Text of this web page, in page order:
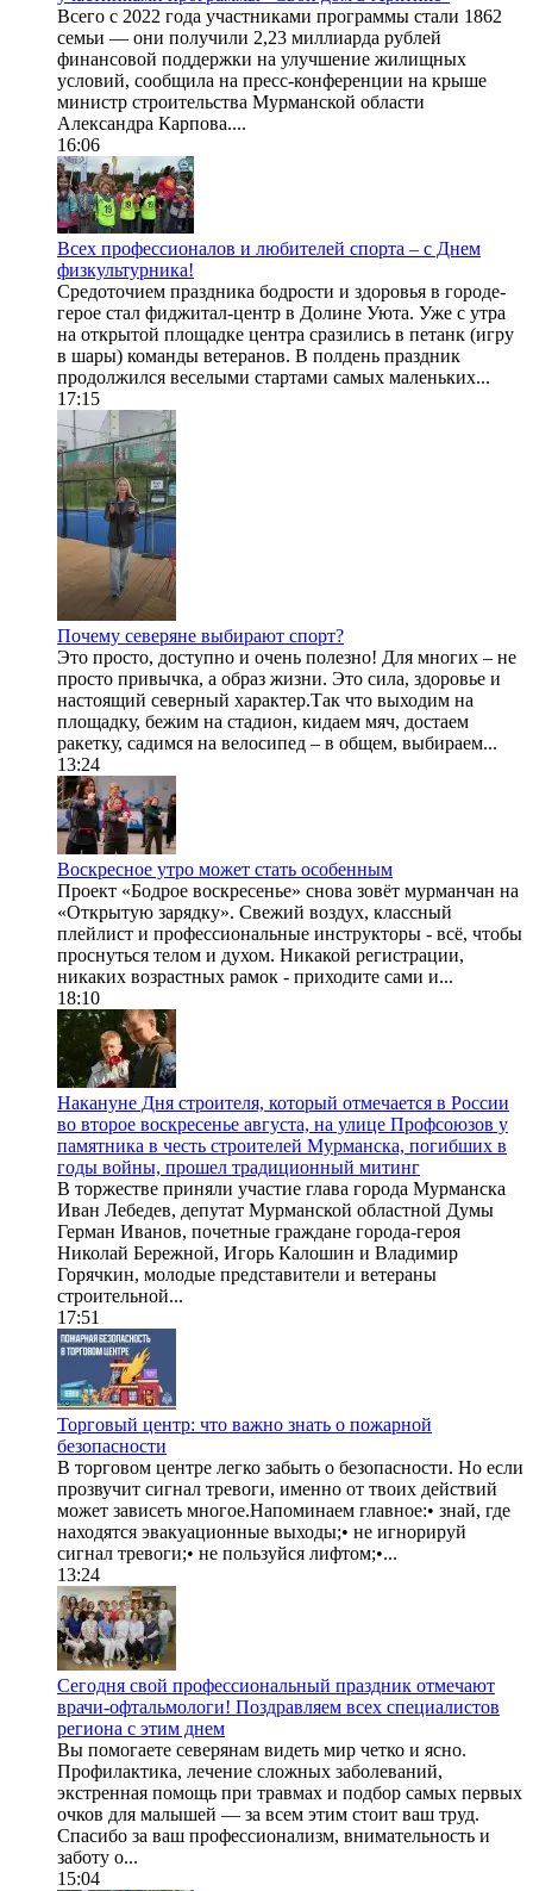
Всего с 2022 года участниками программы стали 1862
семьи — они получили 2,23 миллиарда рублей
финансовой поддержки на улучшение жилищных
условий, сообщила на пресс-конференции на крыше
министр строительства Мурманской области
Александра Карпова....
16:06
Всех профессионалов и любителей спорта – с Днем
физкультурника!
Средоточием праздника бодрости и здоровья в городе-
герое стал фиджитал-центр в Долине Уюта. Уже с утра
на открытой площадке центра сразились в петанк (игру
в шары) команды ветеранов. В полдень праздник
продолжился веселыми стартами самых маленьких...
17:15
Почему северяне выбирают спорт?
Это просто, доступно и очень полезно! Для многих – не
просто привычка, а образ жизни. Это сила, здоровье и
настоящий северный характер.Так что выходим на
площадку, бежим на стадион, кидаем мяч, достаем
ракетку, садимся на велосипед – в общем, выбираем...
13:24
Воскресное утро может стать особенным
Проект «Бодрое воскресенье» снова зовёт мурманчан на
«Открытую зарядку». Свежий воздух, классный
плейлист и профессиональные инструкторы - всё, чтобы
проснуться телом и духом. Никакой регистрации,
никаких возрастных рамок - приходите сами и...
18:10
Накануне Дня строителя, который отмечается в России
во второе воскресенье августа, на улице Профсоюзов у
памятника в честь строителей Мурманска, погибших в
годы войны, прошел традиционный митинг
В торжестве приняли участие глава города Мурманска
Иван Лебедев, депутат Мурманской областной Думы
Герман Иванов, почетные граждане города-героя
Николай Бережной, Игорь Калошин и Владимир
Горячкин, молодые представители и ветераны
строительной...
17:51
Торговый центр: что важно знать о пожарной
безопасности
В торговом центре легко забыть о безопасности. Но если
прозвучит сигнал тревоги, именно от твоих действий
может зависеть многое.Напоминаем главное:• знай, где
находятся эвакуационные выходы;• не игнорируй
сигнал тревоги;• не пользуйся лифтом;•...
13:24
Сегодня свой профессиональный праздник отмечают
врачи-офтальмологи! Поздравляем всех специалистов
региона с этим днем
Вы помогаете северянам видеть мир четко и ясно.
Профилактика, лечение сложных заболеваний,
экстренная помощь при травмах и подбор самых первых
очков для малышей — за всем этим стоит ваш труд.
Спасибо за ваш профессионализм, внимательность и
заботу о...
15:04